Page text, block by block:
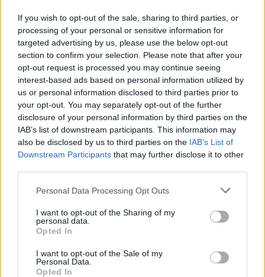
If you wish to opt-out of the sale, sharing to third parties, or
processing of your personal or sensitive information for
targeted advertising by us, please use the below opt-out
section to confirm your selection. Please note that after your
opt-out request is processed you may continue seeing
interest-based ads based on personal information utilized by
us or personal information disclosed to third parties prior to
your opt-out. You may separately opt-out of the further
disclosure of your personal information by third parties on the
IAB’s list of downstream participants. This information may
also be disclosed by us to third parties on the IAB’s List of
Downstream Participants that may further disclose it to other
Personal Data Processing Opt Outs
I want to opt-out of the Sharing of my
personal data.
Opted In
I want to opt-out of the Sale of my
Personal Data.
Opted In
Με φόντο τις διεργασίες για τη διαμόρφωση ενός φτηνότερου
"πακέτου" τροφίμων και άλλων ειδών ευρείας κατανάλωσης στο
εσωτερικό της χώρας, τα στοιχεία από τις διεθνείς αγορές
σκορπίζουν προβληματισμό.
ΓΙΩΡΓΟΣ ΠΑΠΠΟΥΣ/ 07 Αυγ 2026
ΟΙΚΟΝΟΜΙΑ
Το κάπνισμα βλάπτει σοβαρά και τα
δημόσια συστήματα Υγείας- Τι δείχνουν τα